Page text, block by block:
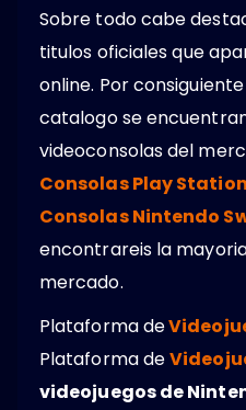
Sobre todo cabe
titulos oficiales que
online. Por
catalogo se
videoconsolas del
Consolas Play
Consolas Nintendo
encontrareis la
mercado.
Plataforma de
Plataforma de
videojuegos de